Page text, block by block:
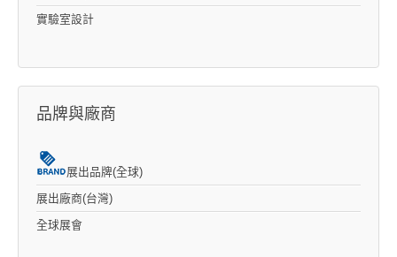
實驗室設計
品牌與廠商
展出品牌(全球)
展出廠商(台灣)
全球展會